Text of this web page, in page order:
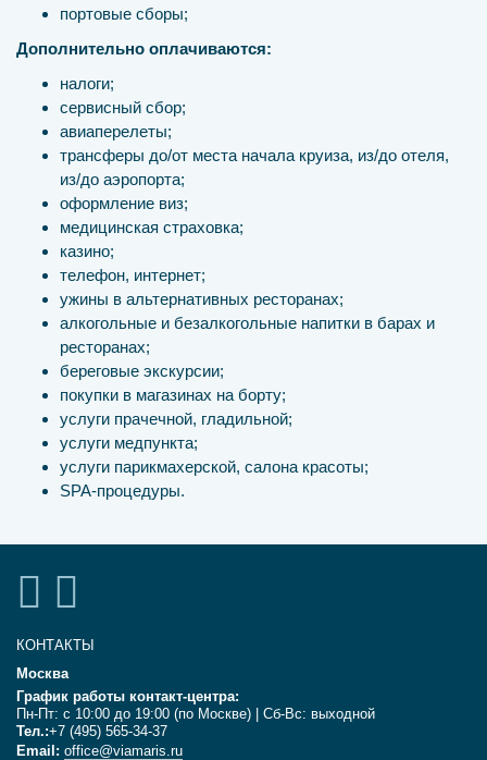
портовые сборы;
Дополнительно оплачиваются:
налоги;
сервисный сбор;
авиаперелеты;
трансферы до/от места начала круиза, из/до отеля,
из/до аэропорта;
оформление виз;
медицинская страховка;
казино;
телефон, интернет;
ужины в альтернативных ресторанах;
алкогольные и безалкогольные напитки в барах и
ресторанах;
береговые экскурсии;
покупки в магазинах на борту;
услуги прачечной, гладильной;
услуги медпункта;
услуги парикмахерской, салона красоты;
SPA-процедуры.
КОНТАКТЫ
Москва
График работы контакт-центра:
Пн-Пт: с 10:00 до 19:00 (по Москве) | Сб-Вс: выходной
Тел.:+7 (495) 565-34-37
Email: office@viamaris.ru